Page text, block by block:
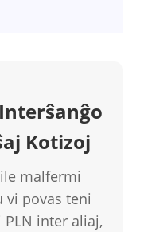
Kotizoj
malfermi
vi povas teni
inter aliaj,